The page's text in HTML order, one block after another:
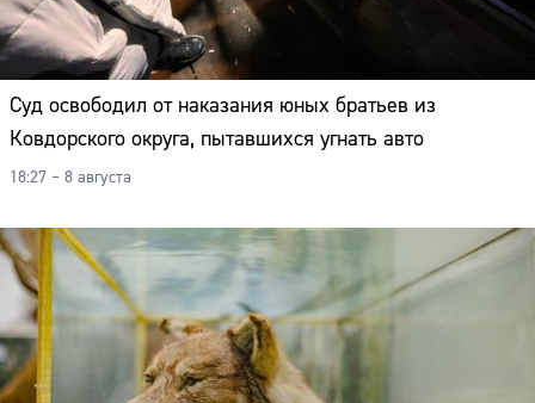
Суд освободил от наказания юных братьев из
Ковдорского округа, пытавшихся угнать авто
18:27 – 8 августа